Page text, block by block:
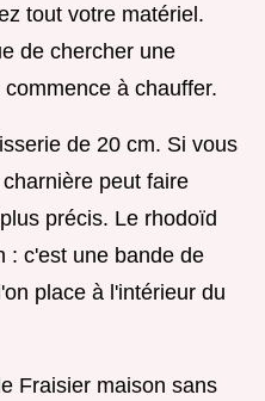
tout votre matériel.
de chercher une
à chauffer.
de 20 cm. Si vous
peut faire
précis. Le rhodoïd
: c'est une bande de
place à l'intérieur du
Fraisier maison sans